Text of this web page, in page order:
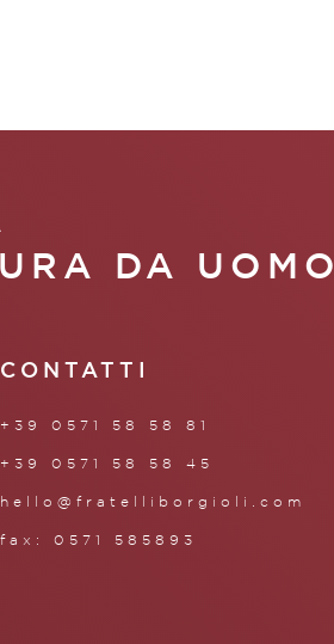
DA UOMO
CONTATTI
+39 0571 58 58 81
+39 0571 58 58 45
hello@fratelliborgioli.com
fax: 0571 585893